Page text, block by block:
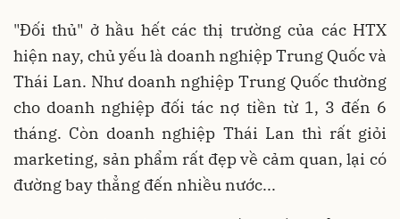
"Đối thủ" ở hầu hết các thị trường của các HTX
hiện nay, chủ yếu là doanh nghiệp Trung Quốc và
Thái Lan. Như doanh nghiệp Trung Quốc thường
cho doanh nghiệp đối tác nợ tiền từ 1, 3 đến 6
tháng. Còn doanh nghiệp Thái Lan thì rất giỏi
marketing, sản phẩm rất đẹp về cảm quan, lại có
đường bay thẳng đến nhiều nước...